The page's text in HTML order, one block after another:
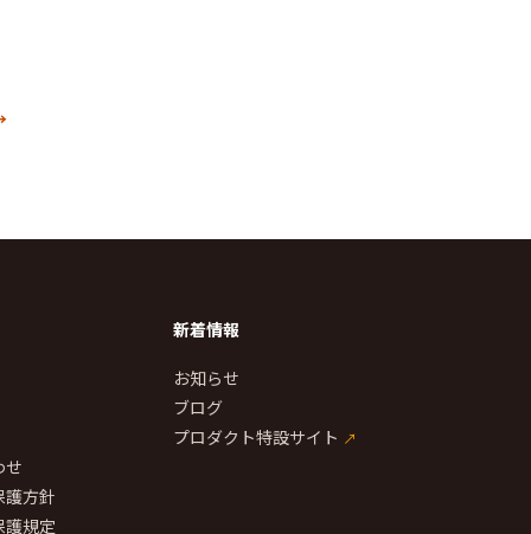
せ
護方針
護規定
新着情報
お知らせ
ブログ
プロダクト特設サイト